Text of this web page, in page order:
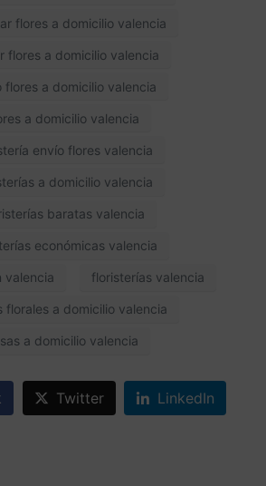
flores a domicilio valencia
flores a domicilio valencia
flores a domicilio valencia
a domicilio valencia
envío flores valencia
a domicilio valencia
baratas valencia
económicas valencia
valencia floristerías valencia
florales a domicilio valencia
a domicilio valencia
Twitter LinkedIn